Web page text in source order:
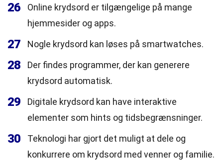
26
Online krydsord er tilgængelige på mange
hjemmesider og apps.
27 Nogle krydsord kan løses på smartwatches.
28
Der findes programmer, der kan generere
krydsord automatisk.
29
Digitale krydsord kan have interaktive
elementer som hints og tidsbegrænsninger.
30
Teknologi har gjort det muligt at dele og
konkurrere om krydsord med venner og familie.